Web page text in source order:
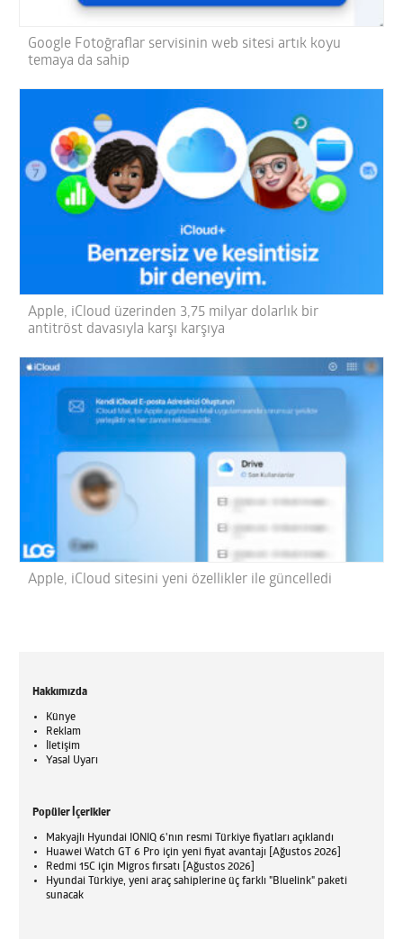
Google Fotoğraflar servisinin web sitesi artık koyu
temaya da sahip
Apple, iCloud üzerinden 3,75 milyar dolarlık bir
antitröst davasıyla karşı karşıya
Apple, iCloud sitesini yeni özellikler ile güncelledi
Hakkımızda
Künye
Reklam
İletişim
Yasal Uyarı
Popüler İçerikler
Makyajlı Hyundai IONIQ 6'nın resmi Türkiye fiyatları açıklandı
Huawei Watch GT 6 Pro için yeni fiyat avantajı [Ağustos 2026]
Redmi 15C için Migros fırsatı [Ağustos 2026]
Hyundai Türkiye, yeni araç sahiplerine üç farklı "Bluelink" paketi
sunacak